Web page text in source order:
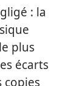
: la
plus
écarts
copies